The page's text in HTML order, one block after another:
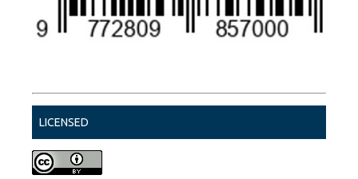
LICENSED